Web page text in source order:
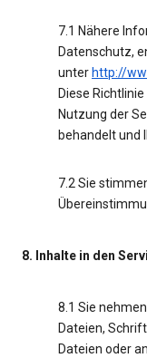
7.1 Nähere
Datenschutz,
unter http://
Diese
Nutzung der
behandelt und
7.2 Sie
8. Inhalte in den
8.1 Sie
Dateien,
Dateien oder